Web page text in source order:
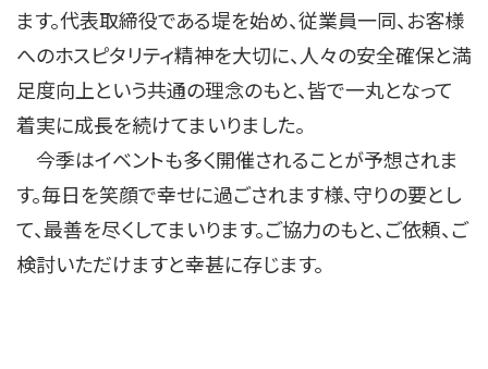
ます。代表取締役である堤を始め、従業員一同、お客様
へのホスピタリティ精神を大切に、人々の安全確保と満
足度向上という共通の理念のもと、皆で一丸となって
着実に成長を続けてまいりました。
今季はイベントも多く開催されることが予想されま
す。毎日を笑顔で幸せに過ごされます様、守りの要とし
て、最善を尽くしてまいります。ご協力のもと、ご依頼、ご
検討いただけますと幸甚に存じます。